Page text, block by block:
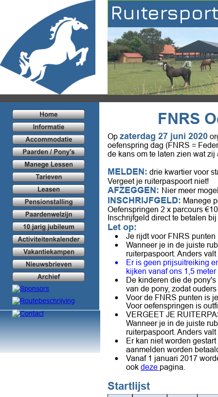
FNRS
Op zaterdag 27 juni 2020
oefenspring dag (FNRS =
de kans om te laten zien wat
MELDEN: drie kwartier voor
Vergeet je ruiterpaspoort niet!
AFZEGGEN: Nier meer
INSCHRIJFGELD: Manege
Oefenspringen 2 x parcours
Inschrijfgeld direct te betalen
Let op:
•
Je rijdt voor FNRS
•
Wanneer je in de juiste
ruiterpaspoort. Anders
•
Er is geen prijsuitreiking
kijken vanaf ons 1,5
•
De kinderen die de
van de pony, zodat
•
Voor de FNRS punten is
Voor oefenspringen is
•
VERGEET JE
Wanneer je in de juiste
ruiterpaspoort. Anders
•
Er kan niet worden
aanmelden worden
•
Vanaf 1 januari 2017
ook deze pagina.
Startlijst